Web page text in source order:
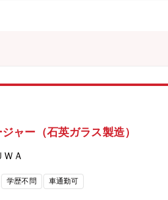
ャー（石英ガラス製造）
Ａ
学歴不問 車通勤可